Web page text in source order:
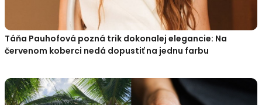
Táňa Pauhofová pozná trik dokonalej elegancie: Na
červenom koberci nedá dopustiť na jednu farbu